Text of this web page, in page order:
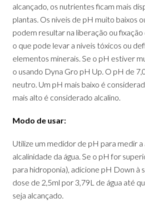
alcançado, os nutrientes ficam mais
plantas. Os níveis de pH muito baixos
podem resultar na liberação ou fixação
o que pode levar a níveis tóxicos ou
elementos minerais. Se o pH estiver
o usando Dyna Gro pH Up. O pH de
neutro. Um pH mais baixo é
mais alto é considerado alcalino.
Modo de usar:
Utilize um medidor de pH para medir a
alcalinidade da água. Se o pH for
para hidroponia), adicione pH Down à
dose de 2,5ml por 3,79L de água até
seja alcançado.